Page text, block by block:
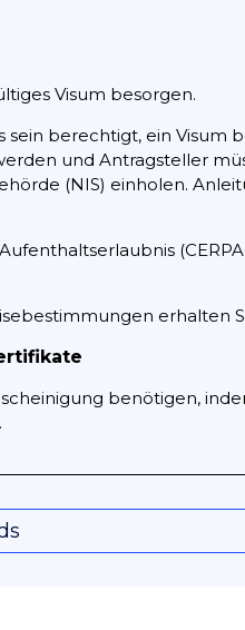
Visum besorgen.
sein berechtigt, ein
und Antragsteller
(NIS) einholen.
erhalten
benötigen,
.